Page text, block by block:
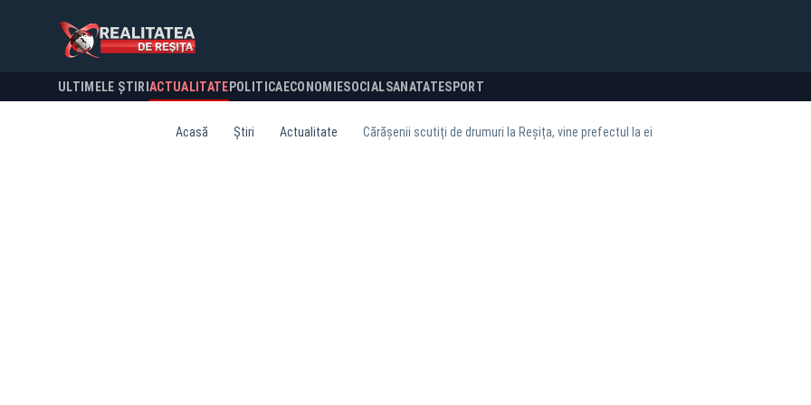
ULTIMELE ȘTIRI ACTUALITATE POLITICA ECONOMIESOCIALSANATATESPORT
Acasă Știri Actualitate Cărășenii scutiți de drumuri la Reșița, vine prefectul la ei